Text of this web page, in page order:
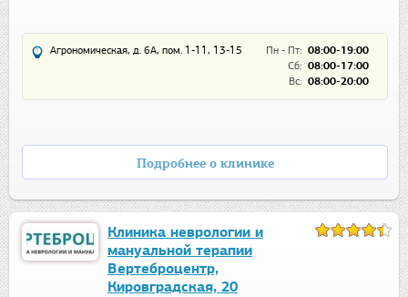
Пн - Пт: 08:00-19:00
Сб: 08:00-17:00
Вс: 08:00-20:00
Агрономическая, д. 6А, пом. 1-11, 13-15
Подробнее о клинике
Клиника неврологии и
мануальной терапии
Вертеброцентр,
Кировградская, 20